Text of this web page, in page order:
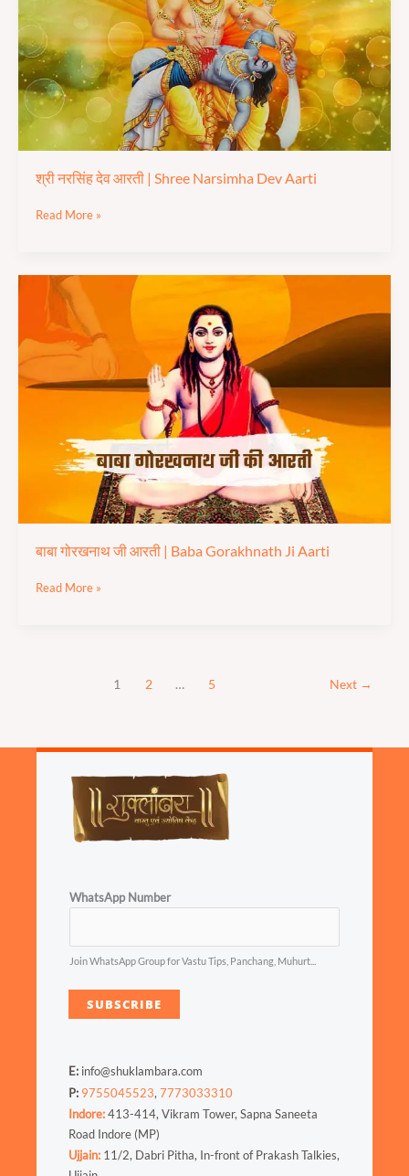
श्री नरसिंह देव आरती | Shree Narsimha Dev Aarti
Narsimha
Dev
Aarti
Read More »
बाबा गोरखनाथ जी आरती | Baba Gorakhnath Ji Aarti
गोरखनाथ
आरती
Baba
Aarti
Read More »
1 2 … 5 Next →
WhatsApp Number
Join WhatsApp Group for Vastu Tips, Panchang, Muhurt...
SUBSCRIBE
E: info@shuklambara.com
P: 9755045523, 7773033310
Indore:413-414, Vikram Tower, Sapna Saneeta
Road Indore (MP)
Ujjain: 11/2, Dabri Pitha, In-front of Prakash Talkies,